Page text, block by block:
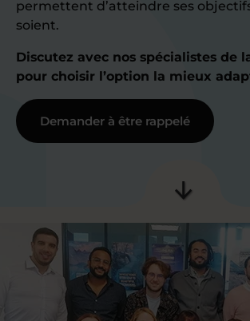
permettent d’atteindre ses
soient.
Discutez avec nos spécialistes de
pour choisir l’option la mieux
Demander à être rappelé